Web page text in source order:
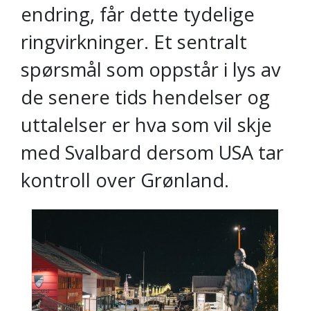
endring, får dette tydelige
ringvirkninger. Et sentralt
spørsmål som oppstår i lys av
de senere tids hendelser og
uttalelser er hva som vil skje
med Svalbard dersom USA tar
kontroll over Grønland.